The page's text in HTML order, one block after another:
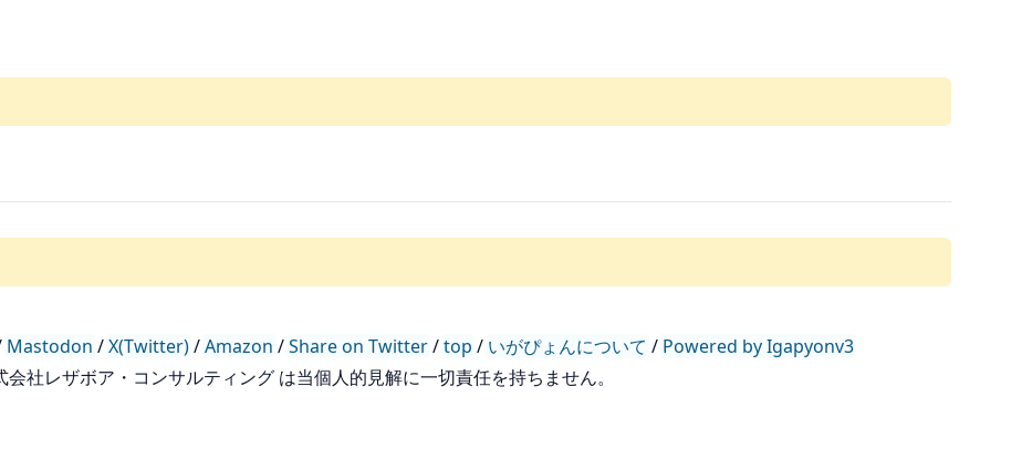
Mastodon /X(Twitter)/Amazon /Share on Twitter/top / いがぴょんについて / Powered by Igapyonv3
社レザボア・コンサルティング は当個人的見解に一切責任を持ちません。